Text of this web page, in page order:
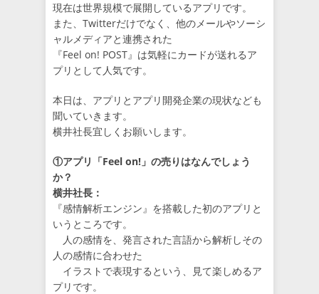
現在は世界規模で展開しているアプリです。
また、Twitterだけでなく、他のメールやソーシ
ャルメディアと連携された
『Feel on! POST』は気軽にカードが送れるア
プリとして人気です。
本日は、アプリとアプリ開発企業の現状なども
聞いていきます。
横井社長宜しくお願いします。
①アプリ「Feel on!」の売りはなんでしょう
か？
横井社長：
『感情解析エンジン』を搭載した初のアプリと
いうところです。
人の感情を、発言された言語から解析しその
人の感情に合わせた
イラストで表現するという、見て楽しめるア
プリです。